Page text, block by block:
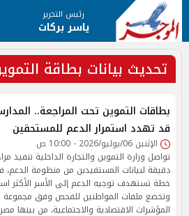
رئيس التحرير
ياسر بركات
تحديث بيانات بطاقة
بطاقات التموين تحت المراجعة..
قد تهدد استمرار الدعم للمستحقين
الإثنين 06/يوليو/2026 - 10:00 ص
تواصل وزارة التموين والتجارة الداخلية تنفيذ
دقيقة لبيانات المستفيدين من منظومة الدعم،
خطة تستهدف توجيه الدعم إلى الأسر الأكثر
وتخضع ملفات المواطنين للفحص وفق مجموعة
المؤشرات الاقتصادية والاجتماعية، من بينها